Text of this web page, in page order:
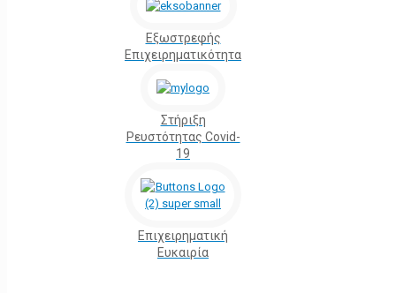
Εξωστρεφής
Επιχειρηματικότητα
Στήριξη
Ρευστότητας Covid-
19
Επιχειρηματική
Ευκαιρία